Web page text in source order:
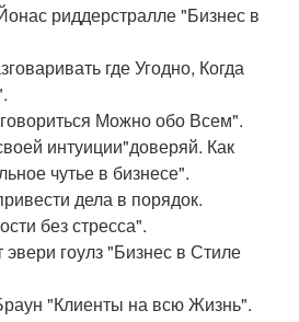
риддерстралле "Бизнес в
где Угодно, Когда
Можно обо Всем".
интуиции"доверяй. Как
чутье в бизнесе".
дела в порядок.
без стресса".
гоулз "Бизнес в Стиле
"Клиенты на всю Жизнь".